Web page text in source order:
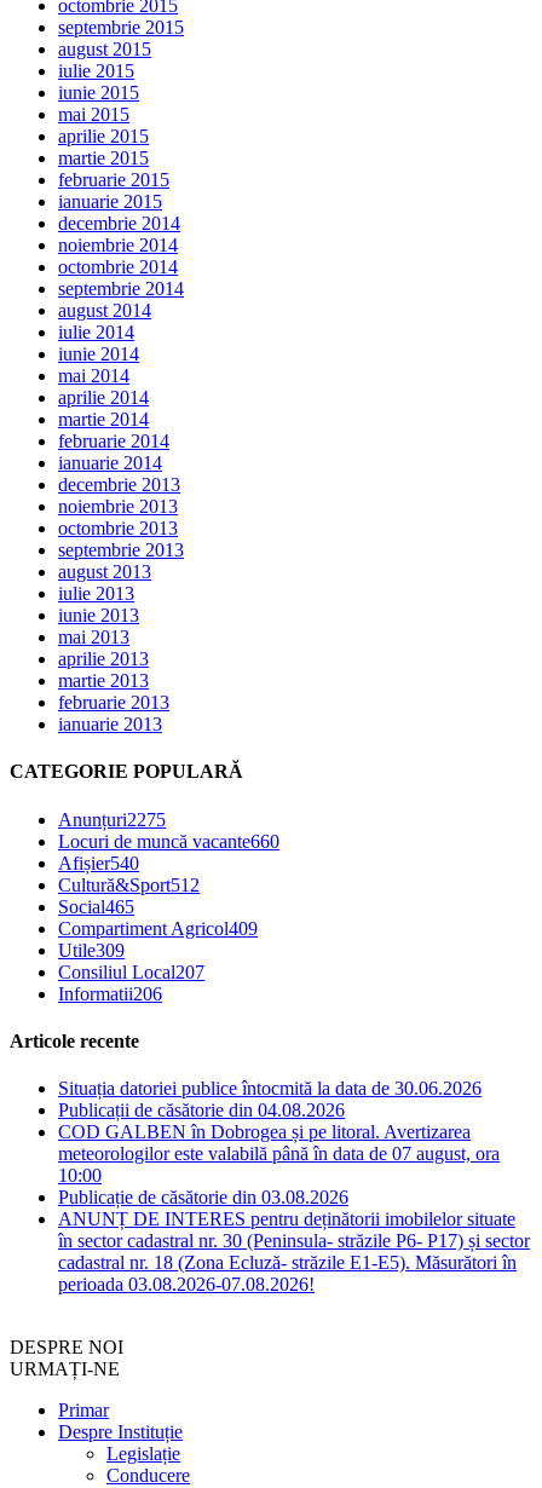
octombrie 2015
septembrie 2015
august 2015
iulie 2015
iunie 2015
mai 2015
aprilie 2015
martie 2015
februarie 2015
ianuarie 2015
decembrie 2014
noiembrie 2014
octombrie 2014
septembrie 2014
august 2014
iulie 2014
iunie 2014
mai 2014
aprilie 2014
martie 2014
februarie 2014
ianuarie 2014
decembrie 2013
noiembrie 2013
octombrie 2013
septembrie 2013
august 2013
iulie 2013
iunie 2013
mai 2013
aprilie 2013
martie 2013
februarie 2013
ianuarie 2013
CATEGORIE POPULARĂ
Anunțuri2275
Locuri de muncă vacante660
Afișier540
Cultură&Sport512
Social465
Compartiment Agricol409
Utile309
Consiliul Local207
Informatii206
Articole recente
Situația datoriei publice întocmită la data de 30.06.2026
Publicații de căsătorie din 04.08.2026
COD GALBEN în Dobrogea și pe litoral. Avertizarea
meteorologilor este valabilă până în data de 07 august, ora
10:00
Publicație de căsătorie din 03.08.2026
ANUNȚ DE INTERES pentru deținătorii imobilelor situate
în sector cadastral nr. 30 (Peninsula- străzile P6- P17) și sector
cadastral nr. 18 (Zona Ecluză- străzile E1-E5). Măsurători în
perioada 03.08.2026-07.08.2026!
DESPRE NOI
URMAȚI-NE
Primar
Despre Instituție
Legislație
Conducere